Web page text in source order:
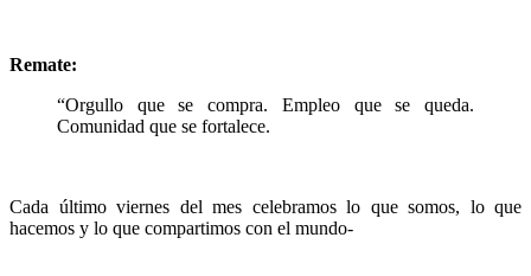
Remate:
“Orgullo que se compra. Empleo que se queda.
Comunidad que se fortalece.
Cada último viernes del mes celebramos lo que somos, lo que
hacemos y lo que compartimos con el mundo-